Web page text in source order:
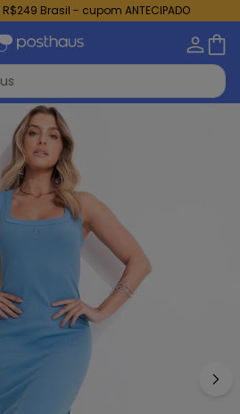
Brasil - cupom ANTECIPADO